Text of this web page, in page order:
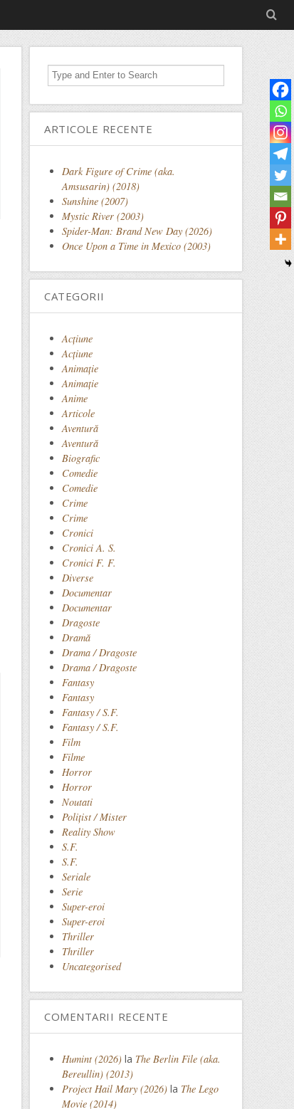
ARTICOLE RECENTE
Dark Figure of Crime (aka.
Amsusarin) (2018)
Sunshine (2007)
Mystic River (2003)
Spider-Man: Brand New Day (2026)
Once Upon a Time in Mexico (2003)
CATEGORII
Acţiune
Acțiune
Animaţie
Animație
Anime
Articole
Aventură
Aventură
Biografic
Comedie
Comedie
Crime
Crime
Cronici
Cronici A. S.
Cronici F. F.
Diverse
Documentar
Documentar
Dragoste
Dramă
Drama / Dragoste
Drama / Dragoste
Fantasy
Fantasy
Fantasy / S.F.
Fantasy / S.F.
Film
Filme
Horror
Horror
Noutati
Polițist / Mister
Reality Show
S.F.
S.F.
Seriale
Serie
Super-eroi
Super-eroi
Thriller
Thriller
Uncategorised
COMENTARII RECENTE
Humint (2026) la The Berlin File (aka.
Bereullin) (2013)
Project Hail Mary (2026) la The Lego
Movie (2014)